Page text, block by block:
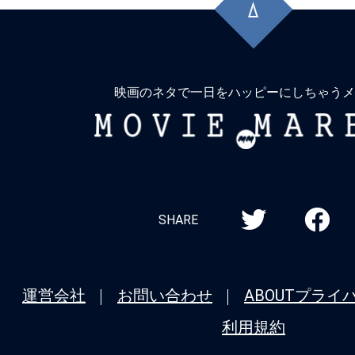
に
映画のネタで一日をハッピーにしちゃう
MOVIE
SHARE
運営会社 お問い合わせ ABOUTプライ
利用規約